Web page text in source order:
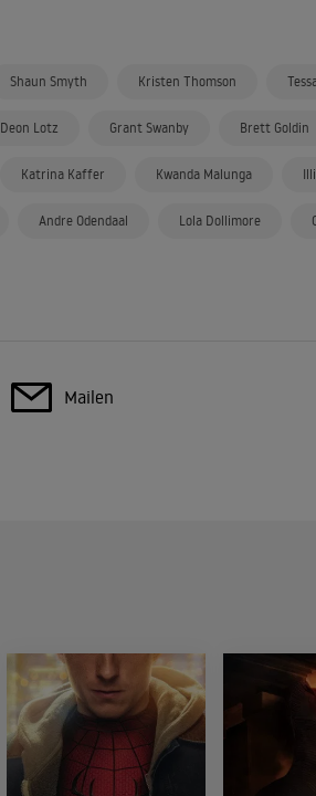
Shaun Smyth Kristen Thomson
Deon Lotz Grant Swanby Brett Goldin
Katrina Kaffer Kwanda Malunga
Andre Odendaal Lola Dollimore
Mailen